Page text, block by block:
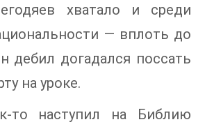
хватало и среди
— вплоть до
дебил догадался поссать
на уроке.
то наступил на Библию